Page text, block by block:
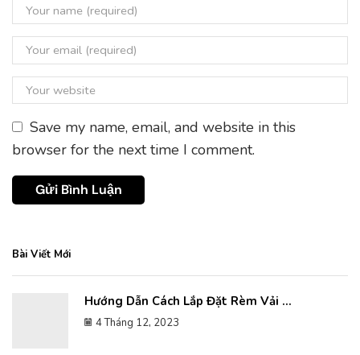
Save my name, email, and website in this
browser for the next time I comment.
Bài Viết Mới
Hướng Dẫn Cách Lắp Đặt Rèm Vải ...
4 Tháng 12, 2023